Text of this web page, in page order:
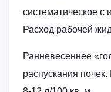
систематическое с
Расход рабочей
Ранневесеннее
распускания